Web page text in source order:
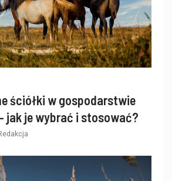
ściółki w gospodarstwie
jak je wybrać i stosować?